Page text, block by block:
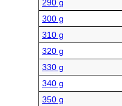
290 g
300 g
310 g
320 g
330 g
340 g
350 g